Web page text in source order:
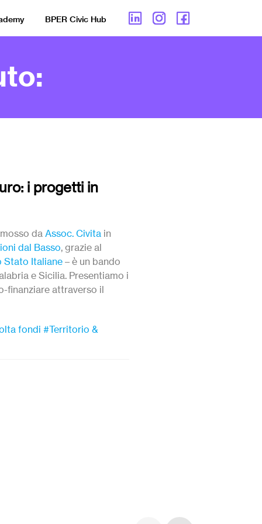
BPER Civic Hub
i progetti in
da Assoc. Civitain
dal Basso, grazie al
Stato Italiane– è un bando
e Sicilia. Presentiamo i
finanziare attraverso il
fondi #Territorio &